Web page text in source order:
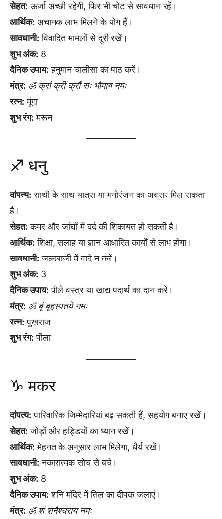
सेहत: ऊर्जा अच्छी रहेगी, फिर भी चोट से सावधान रहें।
आर्थिक: अचानक लाभ मिलने के योग हैं।
सावधानी: विवादित मामलों से दूरी रखें।
शुभ अंक: 8
दैनिक उपाय: हनुमान चालीसा का पाठ करें।
मंत्र: ॐ क्रां क्रीं क्रौं सः भौमाय नमः
रत्न: मूंगा
शुभ रंग: मरून
♐ धनु
दांपत्य: साथी के साथ यात्रा या मनोरंजन का अवसर मिल सकता
है।
सेहत: कमर और जांघों में दर्द की शिकायत हो सकती है।
आर्थिक: शिक्षा, सलाह या ज्ञान आधारित कार्यों से लाभ होगा।
सावधानी: जल्दबाजी में वादे न करें।
शुभ अंक: 3
दैनिक उपाय: पीले वस्त्र या खाद्य पदार्थ का दान करें।
मंत्र: ॐ बृं बृहस्पतये नमः
रत्न: पुखराज
शुभ रंग: पीला
♑ मकर
दांपत्य: पारिवारिक जिम्मेदारियां बढ़ सकती हैं, सहयोग बनाए रखें।
सेहत: जोड़ों और हड्डियों का ध्यान रखें।
आर्थिक: मेहनत के अनुसार लाभ मिलेगा, धैर्य रखें।
सावधानी: नकारात्मक सोच से बचें।
शुभ अंक: 8
दैनिक उपाय: शनि मंदिर में तिल का दीपक जलाएं।
मंत्र: ॐ शं शनैश्चराय नमः